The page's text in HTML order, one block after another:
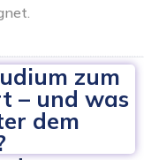
zum
– und was
dem